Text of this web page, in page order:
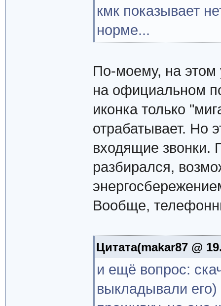
кмк показывает
норме...
По-моему, на этом
на официальном
иконка только
отрабатывает. Но
входящие звонки.
разбирался,
Вообще,
Цитата(makar87 @
и ещё вопрос:
выкладывали